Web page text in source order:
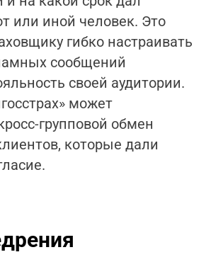
или иной человек. Это
гибко настраивать
сообщений
своей аудитории.
может
групповой обмен
которые дали